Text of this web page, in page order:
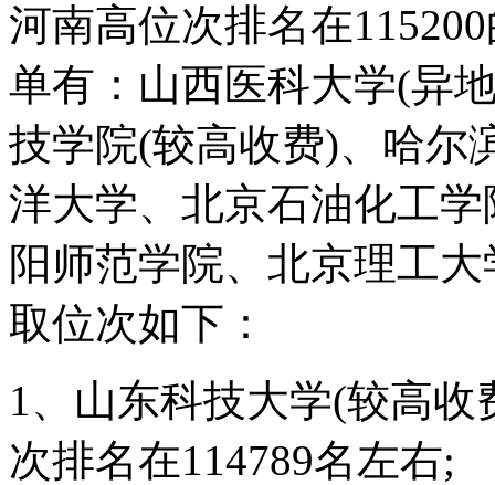
河南高位次排名在
单有：山西医科大学(异
技学院(较高收费)、哈尔
洋大学、北京石油化工
阳师范学院、北京理工
取位次如下：
1、山东科技大学(较高
次排名在114789名左右;